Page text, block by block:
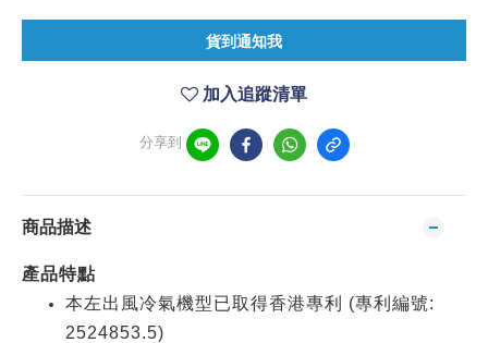
貨到通知我
加入追蹤清單
分享到
商品描述
產品特點
本左出風冷氣機型已取得香港專利 (專利編號:
2524853.5)